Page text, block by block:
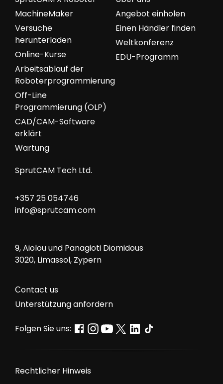
Angebot einholen
Einen Händler finden
Weltkonferenz
EDU-Programm
MachineMaker
Versuche
herunterladen
Online-Kurse
Arbeitsablauf der
Roboterprogrammierung
Off-Line
Programmierung (OLP)
CAD/CAM-Software
erklärt
Wartung
SprutCAM Tech Ltd.
+357 25 054746
info@sprutcam.com
9, Aiolou und Panagioti Diomidous
3020, Limassol, Zypern
Сontact us
Unterstützung anfordern
Folgen Sie uns:
Rechtlicher Hinweis